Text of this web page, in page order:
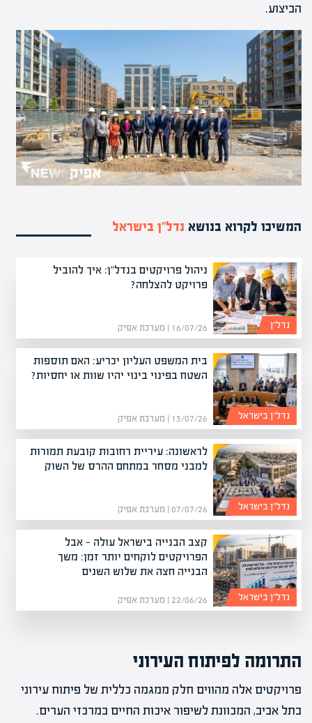
הביצוע.
המשיכו לקרוא בנושא נדל”ן בישראל
ניהול פרויקטים בנדל"ן: איך להוביל
פרויקט להצלחה?
16/07/26 | מערכת אפיק נדל”ן
בית המשפט העליון יכריע: האם תוספות
השטח בפינוי בינוי יהיו שוות או יחסיות?
13/07/26 | מערכת אפיק נדל”ן בישראל
לראשונה: עיריית רחובות קובעת תמורות
למבני מסחר במתחם ההרס של השוק
07/07/26 | מערכת אפיק נדל”ן בישראל
קצב הבנייה בישראל עולה — אבל
הפרויקטים לוקחים יותר זמן: משך
הבנייה חצה את שלוש השנים
22/06/26 | מערכת אפיק נדל”ן בישראל
התרומה לפיתוח העירוני
פרויקטים אלה מהווים חלק ממגמה כללית של פיתוח עירוני
בתל אביב, המכוונת לשיפור איכות החיים במרכזי הערים.